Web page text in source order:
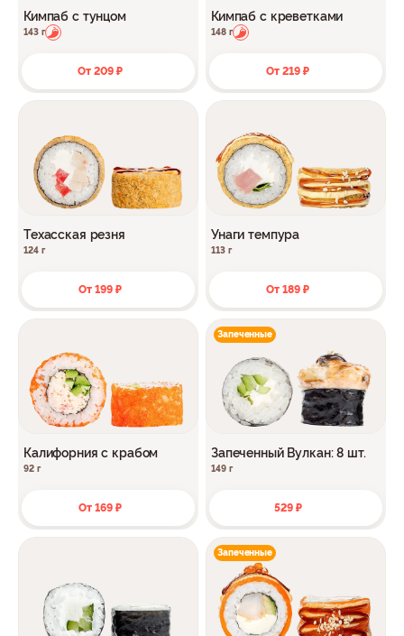
Кимпаб с тунцом
143 г
От 209 ₽
Кимпаб с креветками
148 г
От 219 ₽
Техасская резня
124 г
От 199 ₽
Унаги темпура
113 г
От 189 ₽
Калифорния с крабом
92 г
От 169 ₽
Запеченные
Запеченный Вулкан: 8 шт.
149 г
529 ₽
Запеченные